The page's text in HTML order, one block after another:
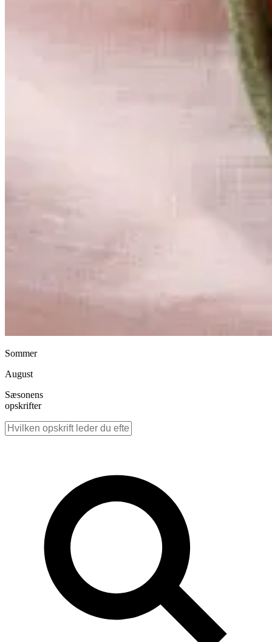
Sommer
August
Sæsonens
opskrifter